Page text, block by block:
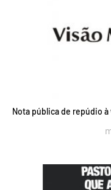
Nota pública de repúdio